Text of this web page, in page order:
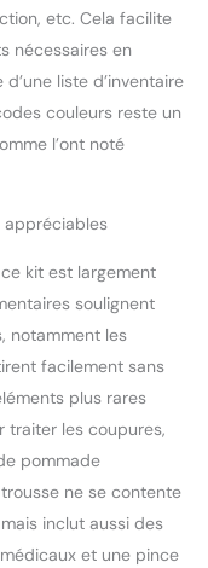
vos
sèches et
La
robuste
Pour
notre kit
parfait pour
ateliers et
Organisé
ne perdez
autre pièce :
kit est
un design
que rien n'est
etc. Cela facilite
nécessaires en
liste d’inventaire
couleurs reste un
l’ont noté
appréciables
kit est largement
soulignent
notamment les
facilement sans
plus rares
traiter les coupures,
pommade
ne se contente
inclut aussi des
et une pince